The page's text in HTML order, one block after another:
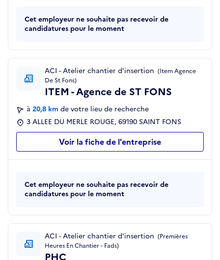
Cet employeur ne souhaite pas recevoir de
candidatures pour le moment
ACI - Atelier chantier d'insertion (Item Agence
De St Fons)
ITEM - Agence de ST FONS
à 20,8 km de votre lieu de recherche
3 ALLEE DU MERLE ROUGE, 69190 SAINT FONS
Voir la fiche de l'entreprise
Cet employeur ne souhaite pas recevoir de
candidatures pour le moment
ACI - Atelier chantier d'insertion (Premières
Heures En Chantier - Fads)